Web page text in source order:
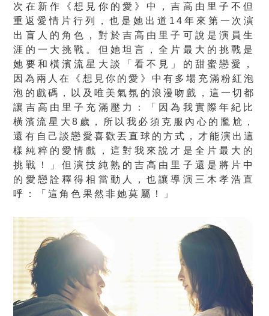
次在新作《想見你的愛》中，吉高由里子不但
重返愛情片行列，也是她出道14年來第一次演
出盲 人的角色，對於吉高由里子可說是演員生
涯的一大挑戰。但她坦言，全片最大的挑戰是
她要和橫濱流星大談「看不見」的甜蜜戀愛，
因為兩人在《想見你的愛》中有多場充滿粉紅泡
泡的戲碼，
以及唯美氣氛的浪漫吻戲，這一切都
讓吉高由里子充滿壓力：「 因為我實際年紀比
橫濱流星大8歲，所以我必須克服內心的尷尬，
還有自己談戀愛喜歡丟直球的方式，才能演出這
樣純粹的愛情戲， 這對我來說才是全片最大的
挑戰！」但演技純熟的吉高由里子還是將片中
的愛戀詮釋得相當動人，也讓導演三木孝浩直
呼：「這角色果然非她莫屬！」